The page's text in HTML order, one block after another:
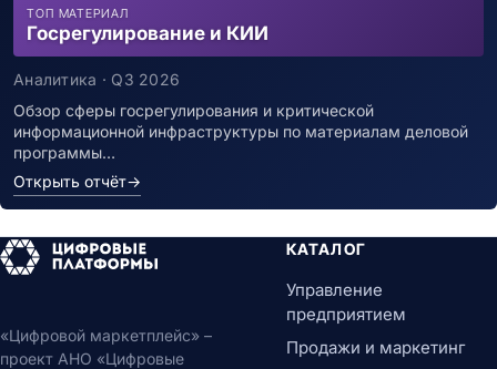
ТОП МАТЕРИАЛ
Госрегулирование и КИИ
Аналитика · Q3 2026
Обзор сферы госрегулирования и критической
информационной инфраструктуры по материалам деловой
программы…
Открыть отчёт→
«Цифровой маркетплейс» –
проект АНО «Цифровые
КАТАЛОГ
Управление
предприятием
Продажи и маркетинг